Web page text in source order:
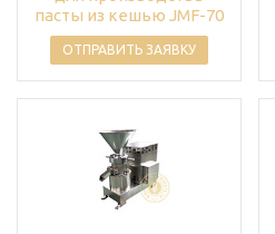
пасты из кешью JMF-70
ОТПРАВИТЬ ЗАЯВКУ